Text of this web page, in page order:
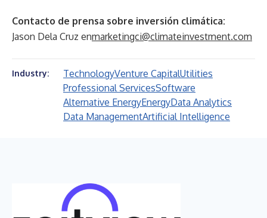
Contacto de prensa sobre inversión climática:
Jason Dela Cruz enmarketingci@climateinvestment.com
Industry: TechnologyVenture CapitalUtilities
Professional ServicesSoftware
Alternative EnergyEnergyData Analytics
Data ManagementArtificial Intelligence